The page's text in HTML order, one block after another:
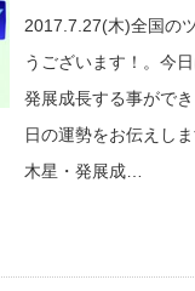
2017.7.27(木)全国の
うございます！。今
発展成長する事がで
日の運勢をお伝えし
木星・発展成…